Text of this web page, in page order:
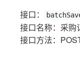
接口：
接口名称：采购
接口方法：